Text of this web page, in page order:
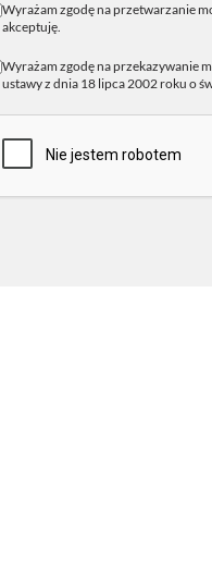
Wyrażam zgodę na przetwarzanie
akceptuję.
Wyrażam zgodę na przekazywanie
ustawy z dnia 18 lipca 2002 roku o